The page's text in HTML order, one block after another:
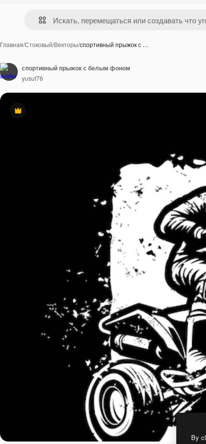
Главная/Стоковый/Векторы/спортивный прыжок с …
Премиум
спортивный прыжок с белым фоном
yusuf76
By